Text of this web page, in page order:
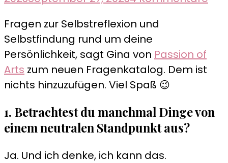
Fragen zur Selbstreflexion und
Selbstfindung rund um deine
Persönlichkeit, sagt Gina von Passion of
Arts zum neuen Fragenkatalog. Dem ist
nichts hinzuzufügen. Viel Spaß 😉
1. Betrachtest du manchmal Dinge von
einem neutralen Standpunkt aus?
Ja. Und ich denke, ich kann das.